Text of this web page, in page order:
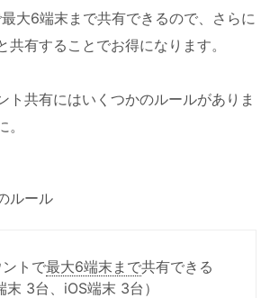
大6端末まで共有できるので、さらに
共有することでお得になります。
ト共有にはいくつかのルールがありま
ルール
トで最大6端末まで共有できる
末 3台、iOS端末 3台）